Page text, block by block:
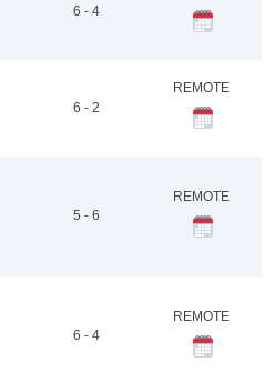
6 - 4
6 - 2
REMOTE
5 - 6
REMOTE
6 - 4
REMOTE